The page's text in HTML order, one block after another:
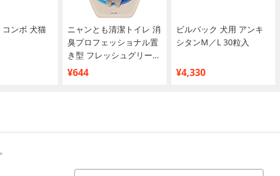
ンボ 犬猫
ニャンとも清潔トイレ 消
臭プロフェッショナル置
き型 フレッシュグリーン
の香り
¥644
ビルバック 犬用 アンキ
シタンM／L 30粒入
¥4,330